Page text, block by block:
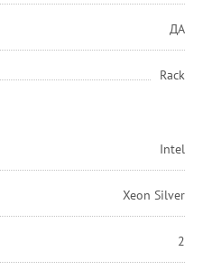
ДА
Rack
Intel
Xeon Silver
2